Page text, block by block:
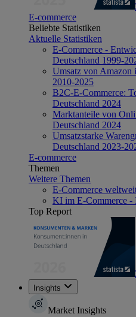
E-commerce
Beliebte Statistiken
Aktuelle Statistiken
E-Commerce -
Deutschland 1999-
Umsatz von Amazon
2010-2025
B2C-E-Commerce:
Deutschland 2024
Marktanteile von
Deutschland 2024
Umsatzstarke
Deutschland 2023-
E-commerce
Themen
Weitere Themen
E-Commerce
KI im E-Commerce -
Top Report
Insights
Market Insights